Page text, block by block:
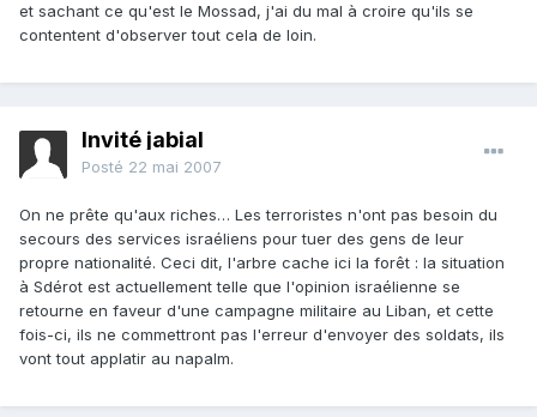
et sachant ce qu'est le Mossad, j'ai du mal à croire qu'ils se
contentent d'observer tout cela de loin.
Invité jabial
Posté 22 mai 2007
On ne prête qu'aux riches… Les terroristes n'ont pas besoin du
secours des services israéliens pour tuer des gens de leur
propre nationalité. Ceci dit, l'arbre cache ici la forêt : la situation
à Sdérot est actuellement telle que l'opinion israélienne se
retourne en faveur d'une campagne militaire au Liban, et cette
fois-ci, ils ne commettront pas l'erreur d'envoyer des soldats, ils
vont tout applatir au napalm.